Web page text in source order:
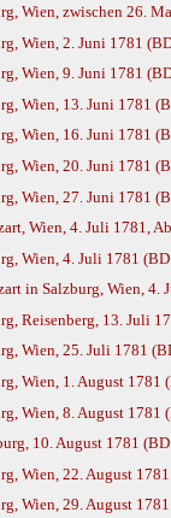
Wien, zwischen 26.
Wien, 2. Juni 1781
Wien, 9. Juni 1781
Wien, 13. Juni 1781
Wien, 16. Juni 1781
Wien, 20. Juni 1781
Wien, 27. Juni 1781
Wien, 4. Juli 1781,
Wien, 4. Juli 1781
in Salzburg, Wien, 4.
Reisenberg, 13. Juli
Wien, 25. Juli 1781
Wien, 1. August 1781
Wien, 8. August 1781
10. August 1781
Wien, 22. August
Wien, 29. August